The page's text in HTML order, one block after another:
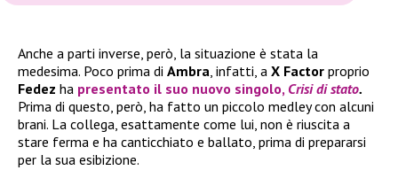
Anche a parti inverse, però, la situazione è stata la
medesima. Poco prima di Ambra, infatti, a X Factor proprio
Fedez ha presentato il suo nuovo singolo, Crisi di stato.
Prima di questo, però, ha fatto un piccolo medley con alcuni
brani. La collega, esattamente come lui, non è riuscita a
stare ferma e ha canticchiato e ballato, prima di prepararsi
per la sua esibizione.